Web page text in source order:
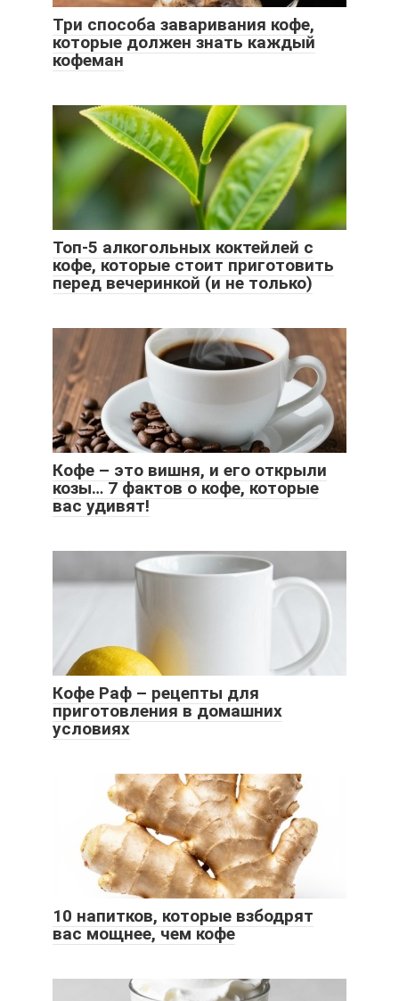
Три способа заваривания кофе,
которые должен знать каждый
кофеман
Топ-5 алкогольных коктейлей с
кофе, которые стоит приготовить
перед вечеринкой (и не только)
Кофе – это вишня, и его открыли
козы… 7 фактов о кофе, которые
вас удивят!
Кофе Раф – рецепты для
приготовления в домашних
условиях
10 напитков, которые взбодрят
вас мощнее, чем кофе